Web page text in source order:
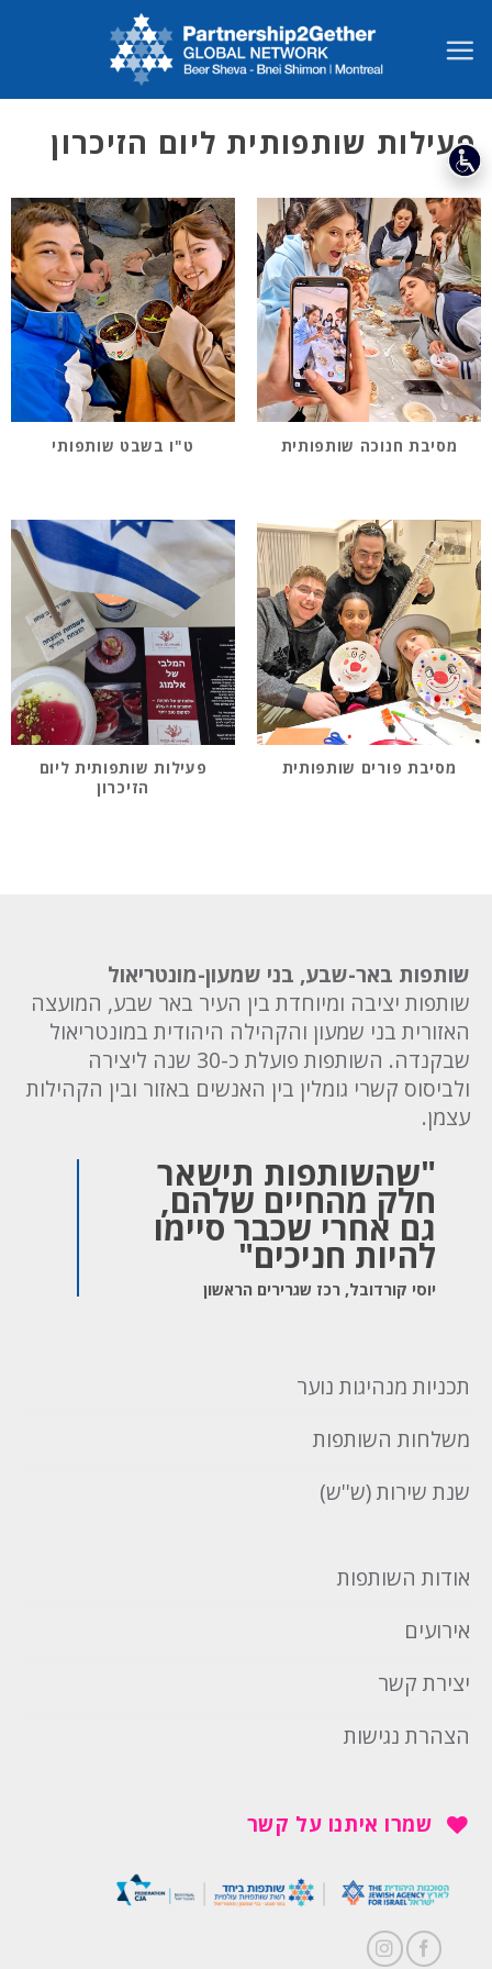
to
פעילות שותפותית ליום הזיכרון
מסיבת חנוכה שותפותית ט"ו בשבט שותפותי
מסיבת פורים שותפותית
פעילות שותפותית ליום
הזיכרון
שותפות באר-שבע, בני שמעון-מונטריאול
שותפות יציבה ומיוחדת בין העיר באר שבע, המועצה
האזורית בני שמעון והקהילה היהודית במונטריאול
שבקנדה. השותפות פועלת כ-30 שנה ליצירה
ולביסוס קשרי גומלין בין האנשים באזור ובין הקהילות
עצמן.
"שהשותפות תישאר
חלק מהחיים שלהם,
גם אחרי שכבר סיימו
להיות חניכים"
יוסי קורדובל, רכז שגרירים הראשון
תכניות מנהיגות נוער
משלחות השותפות
שנת שירות (ש''ש)
אודות השותפות
אירועים
יצירת קשר
הצהרת נגישות
שמרו איתנו על קשר